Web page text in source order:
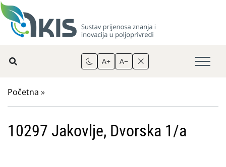
A+ A−
Početna »
10297 Jakovlje, Dvorska 1/a